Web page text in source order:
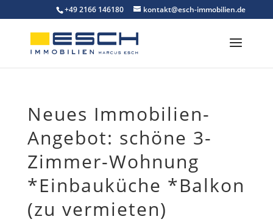
to
content
+49 2166 146180 kontakt@esch-immobilien.de
Neues Immobilien-
Angebot: schöne 3-
Zimmer-Wohnung
*Einbauküche *Balkon
(zu vermieten)